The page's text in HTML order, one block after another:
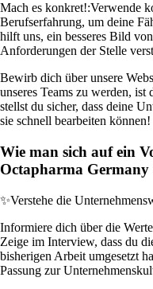
Mach es konkret!:Verwende
Berufserfahrung, um deine
hilft uns, ein besseres Bild
Anforderungen der Stelle
Bewirb dich über unsere
unseres Teams zu werden,
stellst du sicher, dass deine
sie schnell bearbeiten können!
Wie man sich auf ein
Octapharma Germany
✨Verstehe die
Informiere dich über die
Zeige im Interview, dass du
bisherigen Arbeit umgesetzt
Passung zur